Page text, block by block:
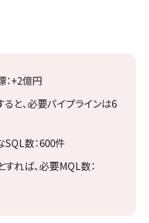
：+2億円
と、必要パイプラインは6
数：600件
れば、必要MQL数：